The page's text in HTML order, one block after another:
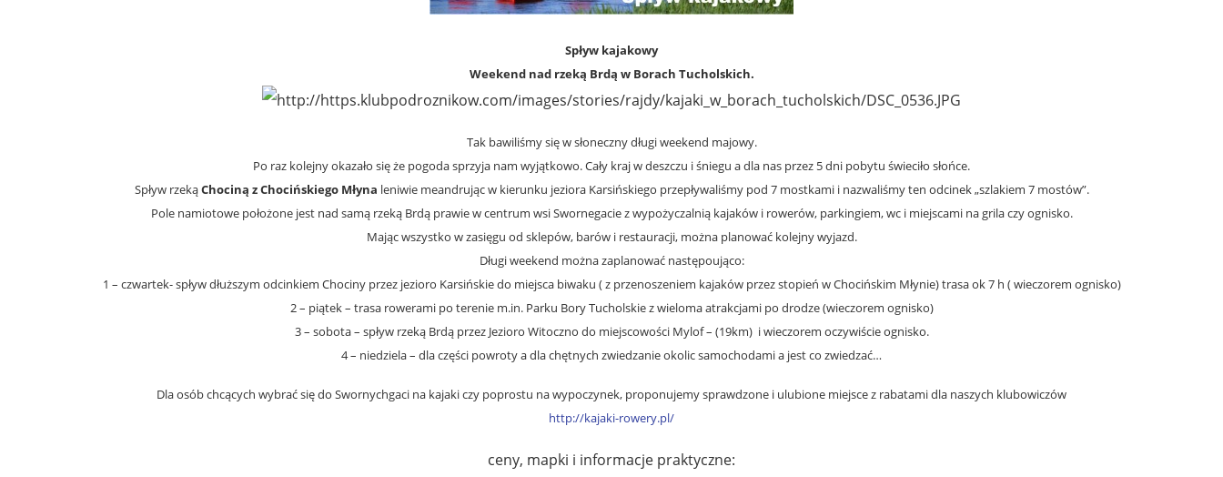
Spływ kajakowy
Weekend nad rzeką Brdą w Borach Tucholskich.
Tak bawiliśmy się w słoneczny długi weekend majowy.
Po raz kolejny okazało się że pogoda sprzyja nam wyjątkowo. Cały kraj w deszczu i śniegu a dla nas przez 5 dni pobytu świeciło słońce.
Spływ rzekąChociną z Chocińskiego Młyna leniwie meandrując w kierunku jeziora Karsińskiego przepływaliśmy pod 7 mostkami i nazwaliśmy ten odcinek „szlakiem 7 mostów”.
Pole namiotowe położone jest nad samą rzeką Brdą prawie w centrum wsi Swornegacie z wypożyczalnią kajaków i rowerów, parkingiem, wc i miejscami na grila czy ognisko.
Mając wszystko w zasięgu od sklepów, barów i restauracji, można planować kolejny wyjazd.
Długi weekend można zaplanować następoująco:
1 – czwartek- spływ dłuższym odcinkiem Chociny przez jezioro Karsińskie do miejsca biwaku ( z przenoszeniem kajaków przez stopień w Chocińskim Młynie) trasa ok 7 h ( wieczorem ognisko)
2 – piątek – trasa rowerami po terenie m.in. Parku Bory Tucholskie z wieloma atrakcjami po drodze (wieczorem ognisko)
3 – sobota – spływ rzeką Brdą przez Jezioro Witoczno do miejscowości Mylof – (19km) i wieczorem oczywiście ognisko.
4 – niedziela – dla części powroty a dla chętnych zwiedzanie okolic samochodami a jest co zwiedzać…
Dla osób chcących wybrać się do Swornychgaci na kajaki czy poprostu na wypoczynek, proponujemy sprawdzone i ulubione miejsce z rabatami dla naszych klubowiczów
http://kajaki-rowery.pl/
ceny, mapki i informacje praktyczne: